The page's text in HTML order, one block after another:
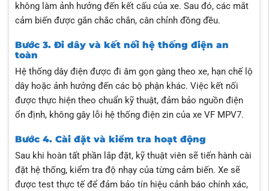
không làm ảnh hưởng đến kết cấu của xe. Sau đó, các mắt
cảm biến được gắn chắc chắn, cân chỉnh đồng đều.
Bước 3. Đi dây và kết nối hệ thống điện an
toàn
Hệ thống dây điện được đi âm gọn gàng theo xe, hạn chế lộ
dây hoặc ảnh hưởng đến các bộ phận khác. Việc kết nối
được thực hiện theo chuẩn kỹ thuật, đảm bảo nguồn điện
ổn định, không gây lỗi hệ thống điện zin của xe VF MPV7.
Bước 4. Cài đặt và kiểm tra hoạt động
Sau khi hoàn tất phần lắp đặt, kỹ thuật viên sẽ tiến hành cài
đặt hệ thống, kiểm tra độ nhạy của từng cảm biến. Xe sẽ
được test thực tế để đảm bảo tín hiệu cảnh báo chính xác,